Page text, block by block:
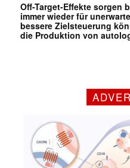
Off-Target-Effekte sorgen
immer wieder für
bessere Zielsteuerung
die Produktion von